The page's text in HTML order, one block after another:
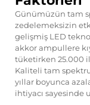
Günümüzün tam
zedelemeksizin
gelişmiş LED
akkor ampullere
tüketirken 25.000
Kaliteli tam
yıllar boyunca
ihtiyacı sayesinde